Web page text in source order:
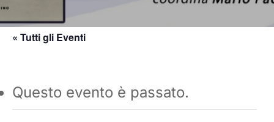
« Tutti gli Eventi
Questo evento è passato.